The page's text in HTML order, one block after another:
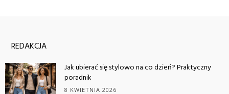
REDAKCJA
Jak ubierać się stylowo na co dzień? Praktyczny
poradnik
8 KWIETNIA 2026